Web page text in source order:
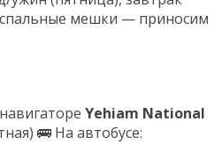
мешки — приносим
Yehiam National
🚌 На автобусе: